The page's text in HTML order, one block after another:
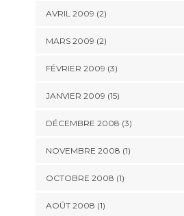
AVRIL 2009 (2)
MARS 2009 (2)
FÉVRIER 2009 (3)
JANVIER 2009 (15)
DÉCEMBRE 2008 (3)
NOVEMBRE 2008 (1)
OCTOBRE 2008 (1)
AOÛT 2008 (1)